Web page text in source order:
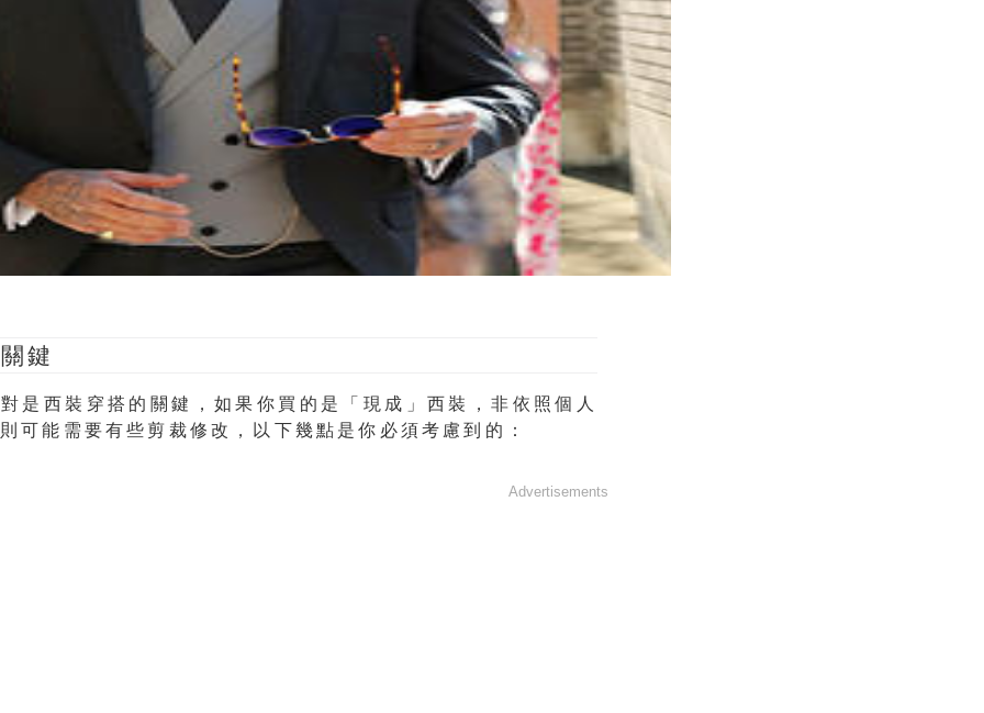
鍵
是西裝穿搭的關鍵，如果你買的是「現成」西裝，非依照個人
可能需要有些剪裁修改，以下幾點是你必須考慮到的：
Advertisements